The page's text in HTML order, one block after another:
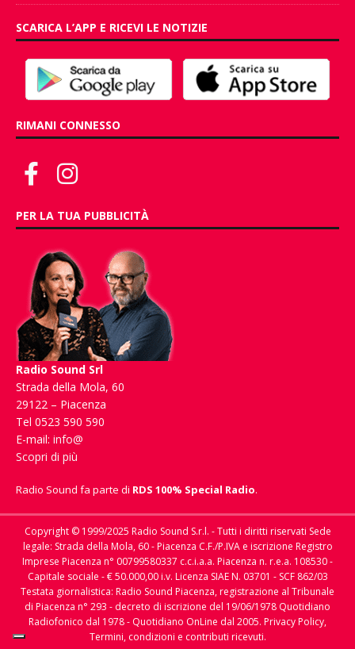
SCARICA L’APP E RICEVI LE NOTIZIE
RIMANI CONNESSO
PER LA TUA PUBBLICITÀ
Radio Sound Srl
Strada della Mola, 60
29122 – Piacenza
Tel 0523 590 590
E-mail: info@
Scopri di più
Radio Sound fa parte di RDS 100% Special Radio.
Copyright © 1999/2025 Radio Sound S.r.l. - Tutti i diritti riservati Sede
legale: Strada della Mola, 60 - Piacenza C.F./P.IVA e iscrizione Registro
Imprese Piacenza n° 00799580337 c.c.i.a.a. Piacenza n. r.e.a. 108530 -
Capitale sociale - € 50.000,00 i.v. Licenza SIAE N. 03701 - SCF 862/03
Testata giornalistica: Radio Sound Piacenza, registrazione al Tribunale
di Piacenza n° 293 - decreto di iscrizione del 19/06/1978 Quotidiano
Radiofonico dal 1978 - Quotidiano OnLine dal 2005. Privacy Policy,
Termini, condizioni e contributi ricevuti.